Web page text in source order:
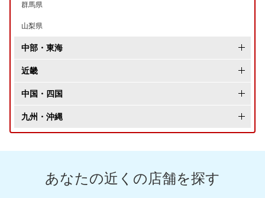
群馬県
山梨県
中部・東海
長野県
新潟県
富山県
石川県
近畿
大阪府
兵庫県
京都府
中国・四国
岡山県
九州・沖縄
あなたの近くの店舗を探す